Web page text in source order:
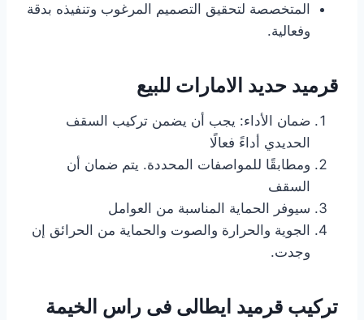
المتخصصة لتحقيق التصميم المرغوب وتنفيذه بدقة
وفعالية.
قرميد حديد الامارات للبيع
ضمان الأداء: يجب أن يضمن تركيب السقف
الحديدي أداءً فعالًا
ومطابقًا للمواصفات المحددة. يتم ضمان أن
السقف
سيوفر الحماية المناسبة من العوامل
الجوية والحرارة والصوت والحماية من الحرائق إن
وجدت.
تركيب قرميد ايطالى فى راس الخيمة